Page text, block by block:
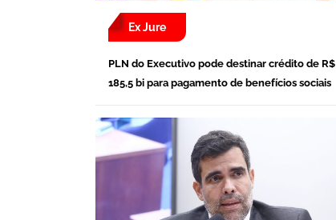
Ex Jure
PLN do Executivo pode destinar crédito de R$
185,5 bi para pagamento de benefícios sociais